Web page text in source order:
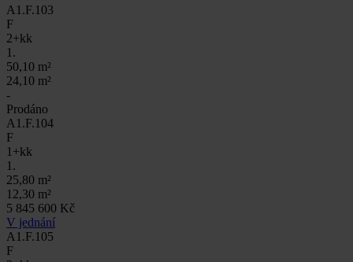
A1.F.103
F
2+kk
1.
50,10 m²
24,10 m²
-
Prodáno
A1.F.104
F
1+kk
1.
25,80 m²
12,30 m²
5 845 600 Kč
V jednání
A1.F.105
F